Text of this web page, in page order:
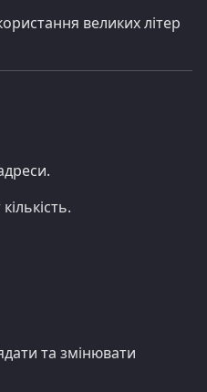
великих літер
та змінювати